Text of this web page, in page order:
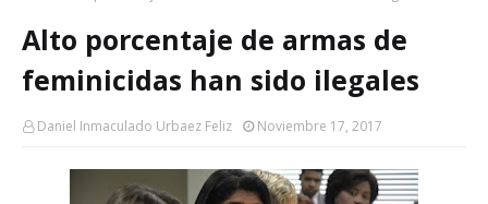
Alto porcentaje de armas de
feminicidas han sido ilegales
Daniel Inmaculado Urbaez Feliz Noviembre 17, 2017